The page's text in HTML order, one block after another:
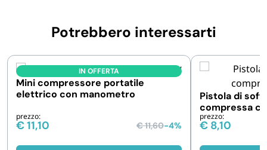
Potrebbero interessarti
IN OFFERTA
Mini compressore portatile
elettrico con manometro
prezzo:
€11,10 €11,60-4%
Pistola di
compressa
prezzo:
€ 8,10